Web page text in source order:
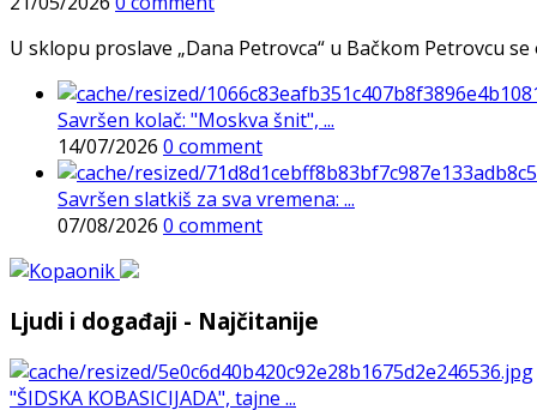
U sklopu proslave „Dana Petrovca“ u Bačkom Petrovcu
Savršen kolač: "Moskva šnit", ...
14/07/2026 0 comment
Savršen slatkiš za sva vremena: ...
07/08/2026 0 comment
Ljudi i događaji - Najčitanije
"ŠIDSKA KOBASICIJADA", tajne ...